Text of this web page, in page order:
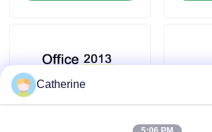
Office 2024 Key Купить
положительная величина офиса
Catherine